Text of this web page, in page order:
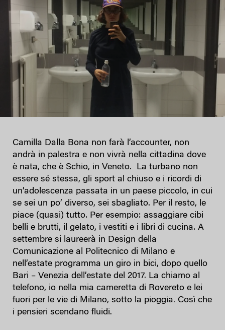
Camilla Dalla Bona non farà l’accounter, non
andrà in palestra e non vivrà nella cittadina dove
è nata, che è Schio, in Veneto. La turbano non
essere sé stessa, gli sport al chiuso e i ricordi di
un’adolescenza passata in un paese piccolo, in cui
se sei un po’ diverso, sei sbagliato. Per il resto, le
piace (quasi) tutto. Per esempio: assaggiare cibi
belli e brutti, il gelato, i vestiti e i libri di cucina. A
settembre si laureerà in Design della
Comunicazione al Politecnico di Milano e
nell’estate programma un giro in bici, dopo quello
Bari – Venezia dell’estate del 2017. La chiamo al
telefono, io nella mia cameretta di Rovereto e lei
fuori per le vie di Milano, sotto la pioggia. Così che
i pensieri scendano fluidi.